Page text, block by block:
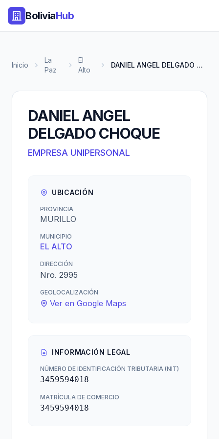
BoliviaHub
Inicio
La
Paz
El
Alto
DANIEL ANGEL DELGADO CHOQUE
DANIEL ANGEL
DELGADO CHOQUE
EMPRESA UNIPERSONAL
UBICACIÓN
PROVINCIA
MURILLO
MUNICIPIO
EL ALTO
DIRECCIÓN
Nro. 2995
GEOLOCALIZACIÓN
Ver en Google Maps
INFORMACIÓN LEGAL
NÚMERO DE IDENTIFICACIÓN TRIBUTARIA (NIT)
3459594018
MATRÍCULA DE COMERCIO
3459594018